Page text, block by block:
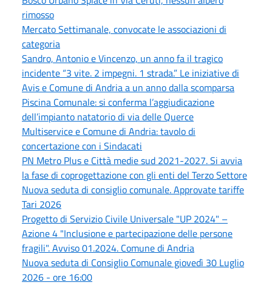
rimosso
Mercato Settimanale, convocate le associazioni di
categoria
Sandro, Antonio e Vincenzo, un anno fa il tragico
incidente “3 vite. 2 impegni. 1 strada.” Le iniziative di
Avis e Comune di Andria a un anno dalla scomparsa
Piscina Comunale: si conferma l’aggiudicazione
dell’impianto natatorio di via delle Querce
Multiservice e Comune di Andria: tavolo di
concertazione con i Sindacati
PN Metro Plus e Città medie sud 2021-2027. Si avvia
la fase di coprogettazione con gli enti del Terzo Settore
Nuova seduta di consiglio comunale. Approvate tariffe
Tari 2026
Progetto di Servizio Civile Universale "UP 2024" –
Azione 4 "Inclusione e partecipazione delle persone
fragili". Avviso 01.2024. Comune di Andria
Nuova seduta di Consiglio Comunale giovedì 30 Luglio
2026 - ore 16:00